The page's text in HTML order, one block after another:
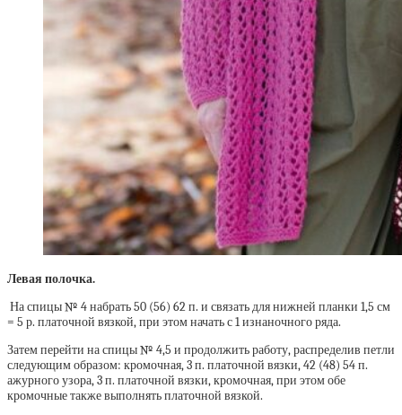
Левая полочка.
На спицы № 4 набрать 50 (56) 62 п. и связать для нижней планки 1,5 см
= 5 р. платочной вязкой, при этом начать с 1 изнаночного ряда.
Затем перейти на спицы № 4,5 и продолжить работу, распределив петли
следующим образом: кромочная, 3 п. платочной вязки, 42 (48) 54 п.
ажурного узора, 3 п. платочной вязки, кромочная, при этом обе
кромочные также выполнять платочной вязкой.